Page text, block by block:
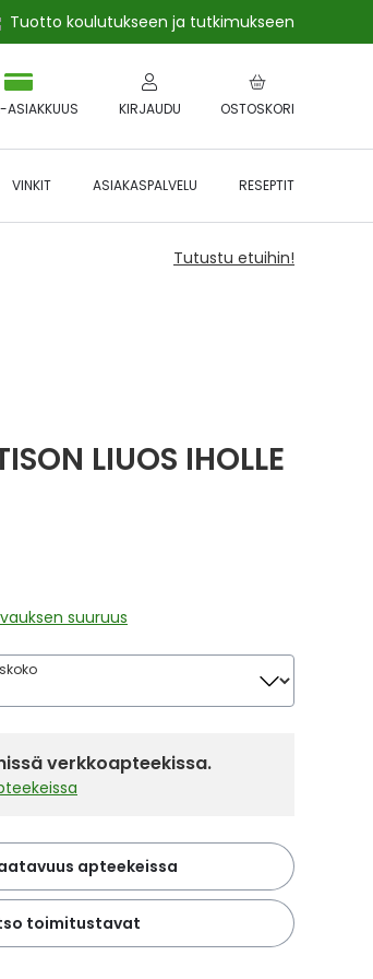
Tuotto koulutukseen ja tutkimukseen
OSTOSKORI
ASIAKKUUS KIRJAUDU
VINKIT ASIAKASPALVELU RESEPTIT
Tutustu etuihin!
LIUOS IHOLLE
suuruus
verkkoapteekissa.
apteekeissa
toimitustavat